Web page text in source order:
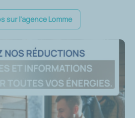
sur l'agence Lomme